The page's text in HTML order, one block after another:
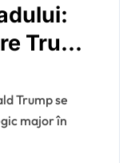
Trump
major în